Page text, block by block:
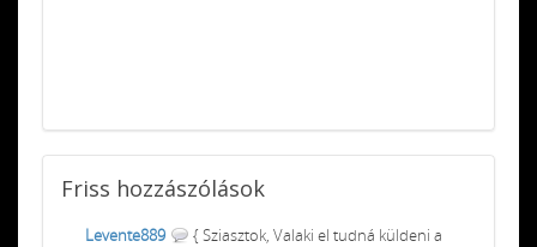
Friss hozzászólások
Levente889
{ Sziasztok, Valaki el tudná küldeni a